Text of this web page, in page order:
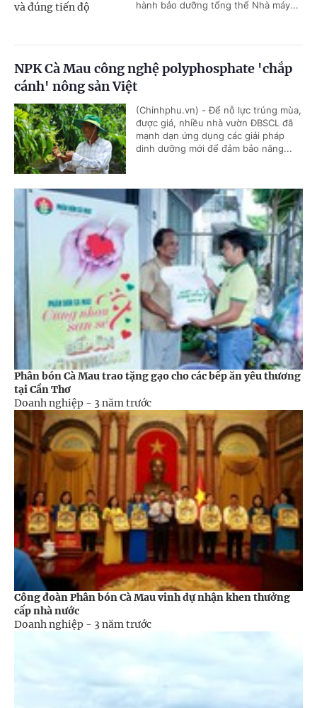
hành bảo dưỡng tổng thể Nhà máy...
NPK Cà Mau công nghệ polyphosphate 'chắp
cánh' nông sản Việt
(Chinhphu.vn) - Để nỗ lực trúng mùa,
được giá, nhiều nhà vườn ĐBSCL đã
mạnh dạn ứng dụng các giải pháp
dinh dưỡng mới để đảm bảo năng...
Phân bón Cà Mau trao tặng gạo cho các bếp ăn yêu thương
tại Cần Thơ
Doanh nghiệp - 3 năm trước
Công đoàn Phân bón Cà Mau vinh dự nhận khen thưởng
cấp nhà nước
Doanh nghiệp - 3 năm trước